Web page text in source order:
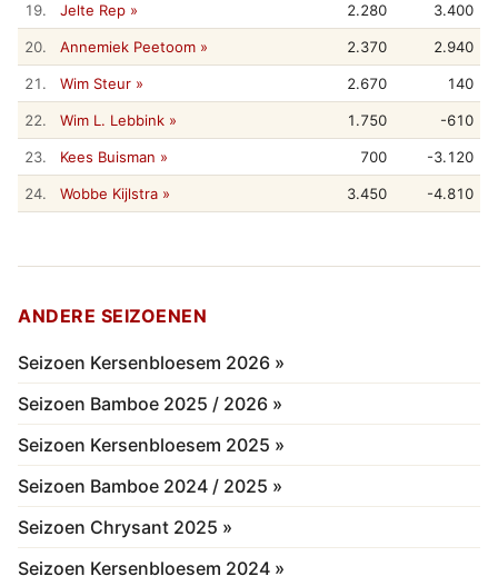
19. Jelte Rep » 2.280 3.400
20. Annemiek Peetoom » 2.370 2.940
21. Wim Steur » 2.670 140
22. Wim L. Lebbink » 1.750 -610
23. Kees Buisman » 700 -3.120
24. Wobbe Kijlstra » 3.450 -4.810
ANDERE SEIZOENEN
Seizoen Kersenbloesem 2026 »
Seizoen Bamboe 2025 / 2026 »
Seizoen Kersenbloesem 2025 »
Seizoen Bamboe 2024 / 2025 »
Seizoen Chrysant 2025 »
Seizoen Kersenbloesem 2024 »